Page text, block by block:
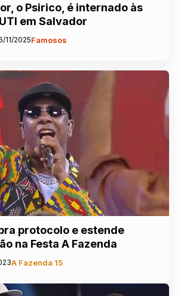
o Psirico, é internado às
em Salvador
11/2025Famosos
protocolo e estende
na Festa A Fazenda
A Fazenda 15